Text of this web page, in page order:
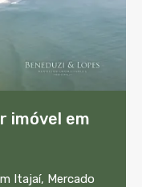
imóvel em
Itajaí, Mercado